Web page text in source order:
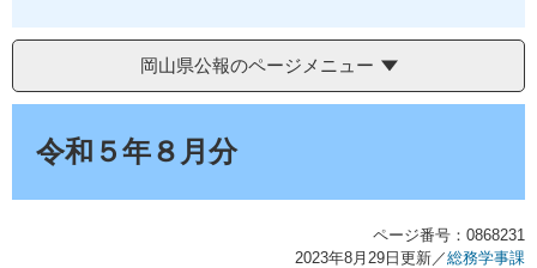
岡山県公報のページメニュー
令和５年８月分
ページ番号：0868231
2023年8月29日更新／総務学事課